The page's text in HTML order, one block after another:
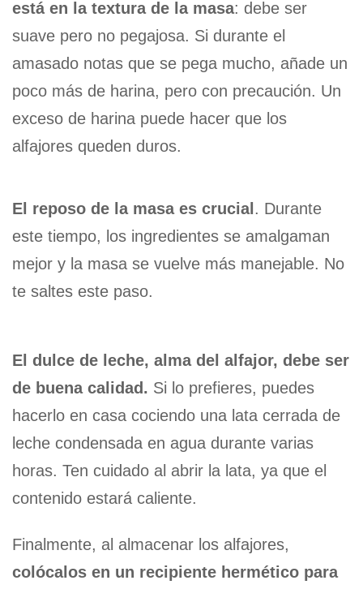
está en la textura de la masa: debe ser
suave pero no pegajosa. Si durante el
amasado notas que se pega mucho, añade un
poco más de harina, pero con precaución. Un
exceso de harina puede hacer que los
alfajores queden duros.
El reposo de la masa es crucial . Durante
este tiempo, los ingredientes se amalgaman
mejor y la masa se vuelve más manejable. No
te saltes este paso.
El dulce de leche, alma del alfajor, debe ser
de buena calidad. Si lo prefieres, puedes
hacerlo en casa cociendo una lata cerrada de
leche condensada en agua durante varias
horas. Ten cuidado al abrir la lata, ya que el
contenido estará caliente.
Finalmente, al almacenar los alfajores,
colócalos en un recipiente hermético para